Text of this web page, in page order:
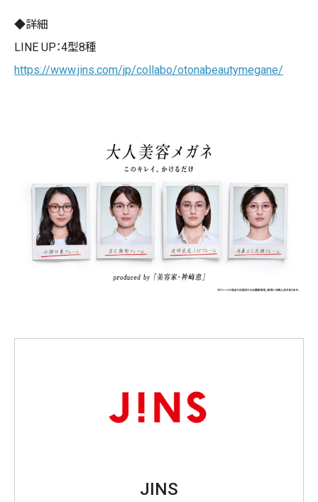
◆詳細
LINE UP：4型8種
https://www.jins.com/jp/collabo/otonabeautymegane/
JINS